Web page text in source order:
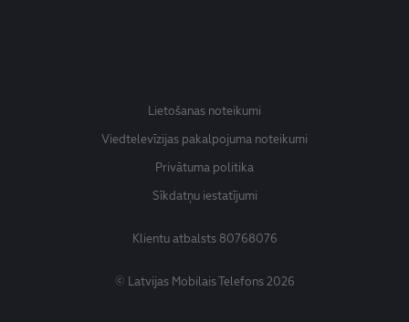
Lietošanas noteikumi
Viedtelevīzijas pakalpojuma noteikumi
Privātuma politika
Sīkdatņu iestatījumi
Klientu atbalsts80768076
© Latvijas Mobilais Telefons 2026